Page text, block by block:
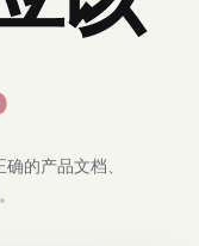
的产品文档、